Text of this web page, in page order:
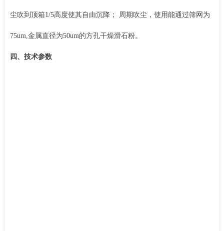
尘吹到顶箱1/5高度使其自由沉降； 周期吹尘，使用能通过筛网为
75um,金属直径为50um的方孔干燥滑石粉。
四、技术参数